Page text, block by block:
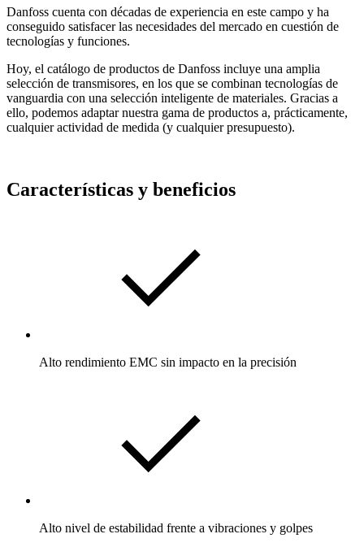
Danfoss cuenta con décadas de experiencia en este campo y ha
conseguido satisfacer las necesidades del mercado en cuestión de
tecnologías y funciones.
Hoy, el catálogo de productos de Danfoss incluye una amplia
selección de transmisores, en los que se combinan tecnologías de
vanguardia con una selección inteligente de materiales. Gracias a
ello, podemos adaptar nuestra gama de productos a, prácticamente,
cualquier actividad de medida (y cualquier presupuesto).
Características y beneficios
Alto rendimiento EMC sin impacto en la precisión
Alto nivel de estabilidad frente a vibraciones y golpes